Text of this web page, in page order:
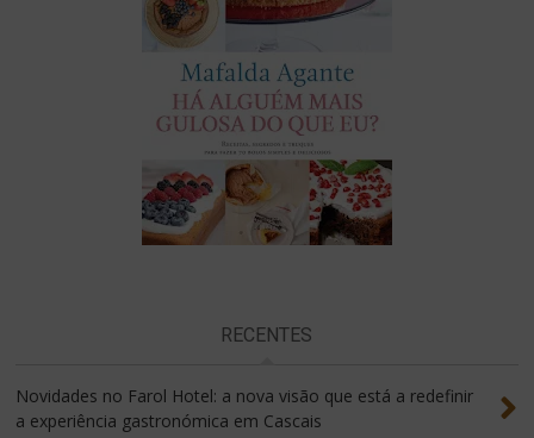
RECENTES
Novidades no Farol Hotel: a nova visão que está a redefinir
a experiência gastronómica em Cascais